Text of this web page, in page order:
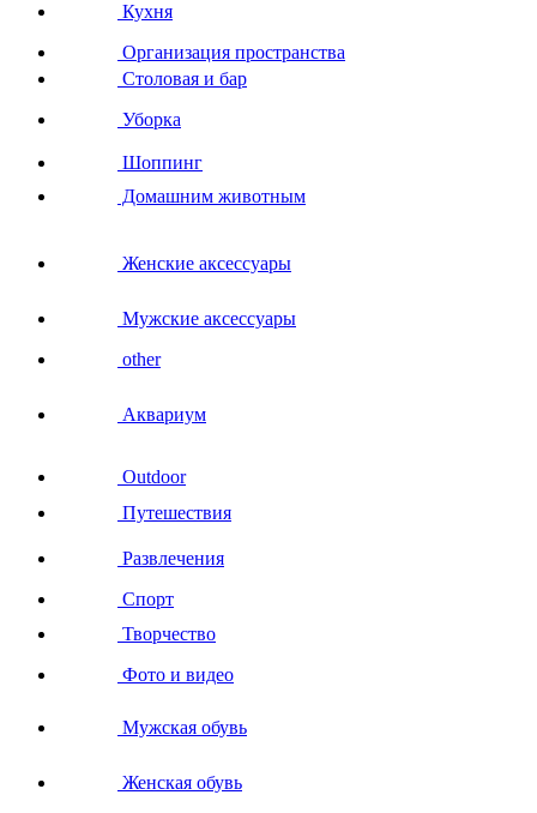
Кухня
Организация пространства
Столовая и бар
Уборка
Шоппинг
Домашним животным
Женские аксессуары
Мужские аксессуары
other
Аквариум
Outdoor
Путешествия
Развлечения
Спорт
Творчество
Фото и видео
Мужская обувь
Женская обувь